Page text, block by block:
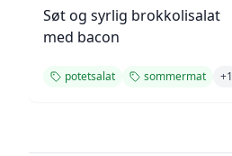
Søt og syrlig brokkolisalat
med bacon
potetsalat sommermat +1